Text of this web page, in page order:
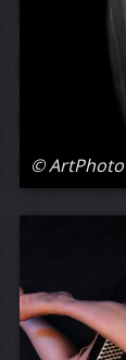
© ArtPhoto